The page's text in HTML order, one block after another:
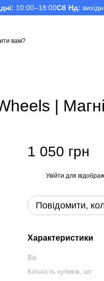
10:00–18:00Сб Нд:
вам?
|
1 050 грн
Увійти для
Повідомити,
Характеристики
Вік
Кількість кубиків, шт